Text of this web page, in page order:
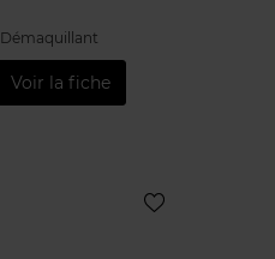
Démaquillant
Voir la fiche